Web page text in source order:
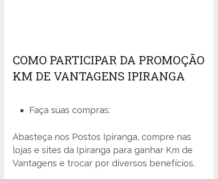
COMO PARTICIPAR DA PROMOÇÃO
KM DE VANTAGENS IPIRANGA
Faça suas compras:
Abasteça nos Postos Ipiranga, compre nas
lojas e sites da Ipiranga para ganhar Km de
Vantagens e trocar por diversos benefícios.